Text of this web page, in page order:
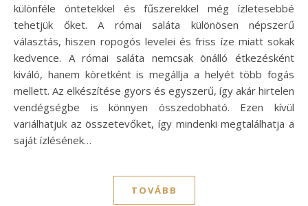
különféle öntetekkel és fűszerekkel még ízletesebbé
tehetjük őket. A római saláta különösen népszerű
választás, hiszen ropogós levelei és friss íze miatt sokak
kedvence. A római saláta nemcsak önálló étkezésként
kiváló, hanem köretként is megállja a helyét több fogás
mellett. Az elkészítése gyors és egyszerű, így akár hirtelen
vendégségbe is könnyen összedobható. Ezen kívül
variálhatjuk az összetevőket, így mindenki megtalálhatja a
saját ízlésének…
TOVÁBB